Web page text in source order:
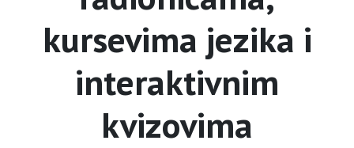
kursevima jezika i
interaktivnim
kvizovima